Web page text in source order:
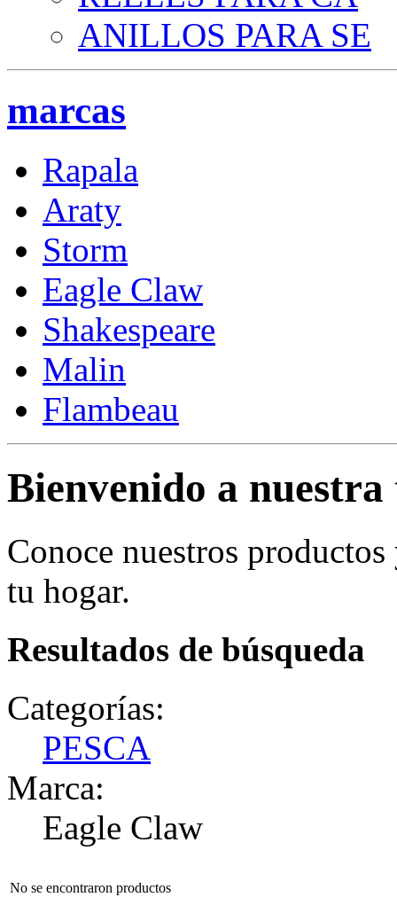
ANILLOS PARA SE
marcas
Rapala
Araty
Storm
Eagle Claw
Shakespeare
Malin
Flambeau
Bienvenido a
Conoce nuestros
tu hogar.
Resultados de búsqueda
Categorías:
PESCA
Marca:
Eagle Claw
No se encontraron productos